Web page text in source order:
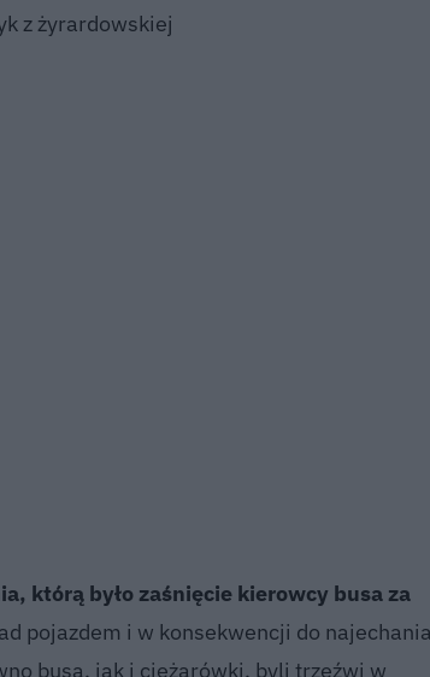
z żyrardowskiej
którą było zaśnięcie kierowcy busa za
pojazdem i w konsekwencji do najechania
busa, jak i ciężarówki, byli trzeźwi w